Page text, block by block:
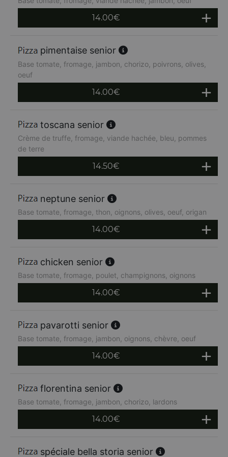
14.00€
pimentaise senior
Base tomate, fromage, jambon, chorizo, poivrons, olives,
oeuf
14.00€
toscana senior
Crème de truffe, fromage, viande hachée, bleu, pommes
de terre
14.50€
neptune senior
Base tomate, fromage, thon, oignons, olives, oeuf, origan
14.00€
chicken senior
Base tomate, fromage, poulet, champignons, oignons
14.00€
pavarotti senior
Base tomate, fromage, jambon, oignons, chèvre, oeuf
14.00€
florentina senior
Base tomate, fromage, jambon, chorizo, lardons
14.00€
spéciale bella storia senior